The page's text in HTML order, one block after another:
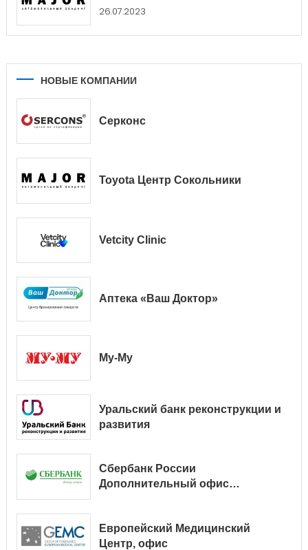
26.07.2023
НОВЫЕ КОМПАНИИ
Серконс
Toyota Центр Сокольники
Vetcity Clinic
Аптека «Ваш Доктор»
Му-Му
Уральский банк реконструкции и
развития
Сбербанк России
Дополнительный офис
Европейский Медицинский
Центр, офис